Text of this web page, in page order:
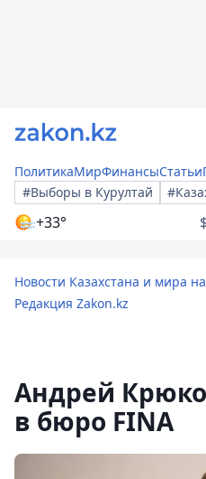
ПолитикаМирФинансыСтатьи
#Выборы в Курултай
+33°
Новости Казахстана и мира
Редакция Zakon.kz
Андрей
в бюро FINA